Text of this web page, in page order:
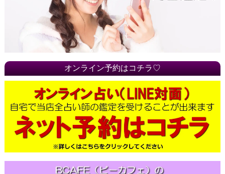
オンライン予約はコチラ♡